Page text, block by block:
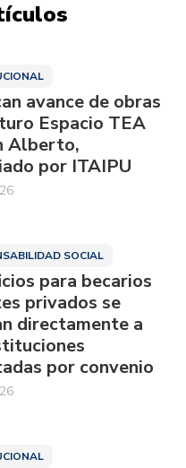
avance de obras
Espacio TEA
Alberto,
por ITAIPU
SOCIAL
para becarios
privados se
directamente a
por convenio